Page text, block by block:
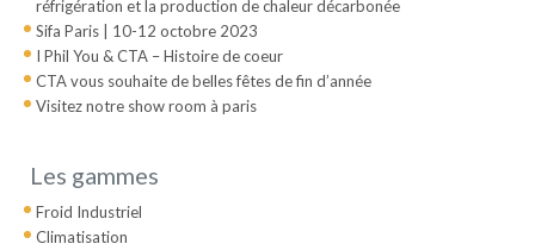
réfrigération et la production de chaleur décarbonée
Sifa Paris | 10-12 octobre 2023
I Phil You & CTA – Histoire de coeur
CTA vous souhaite de belles fêtes de fin d’année
Visitez notre show room à paris
Les gammes
Froid Industriel
Climatisation